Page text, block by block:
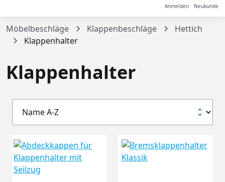
Anmelden Neukunde
Möbelbeschläge Klappenbeschläge
Hettich
Klappenhalter
Klappenhalter